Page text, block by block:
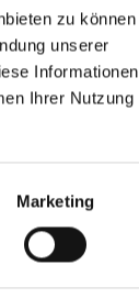
zu können
unserer
Informationen
Ihrer Nutzung
Marketing